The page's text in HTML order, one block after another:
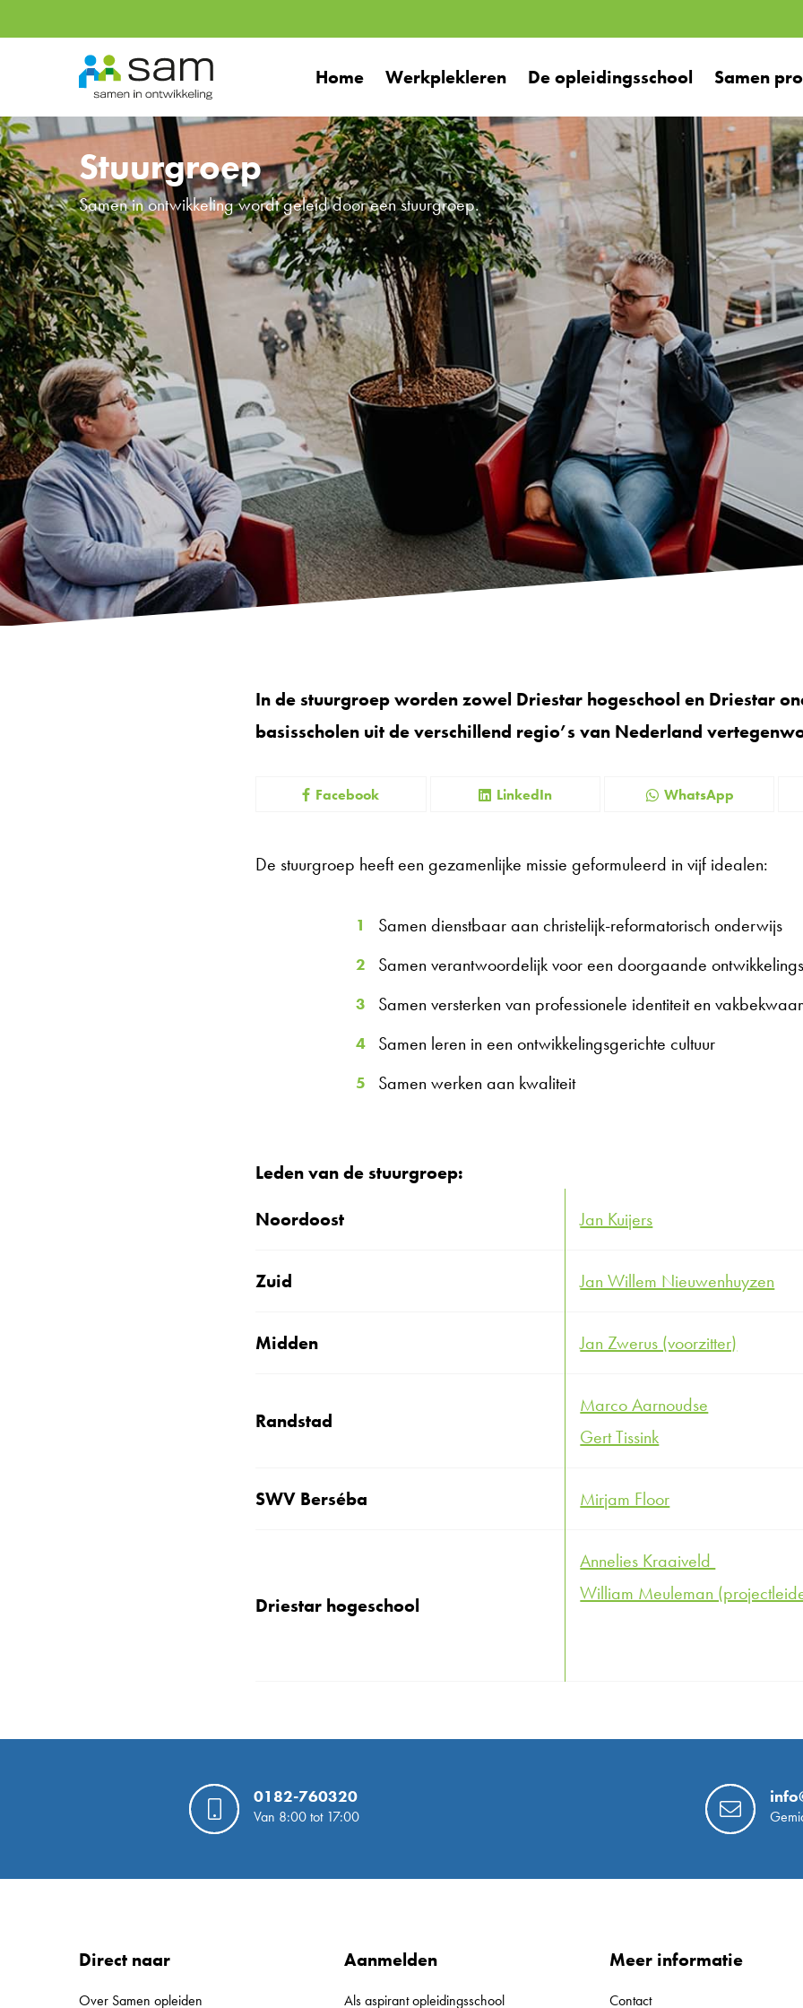
Home Werkplekleren De opleidingsschool Samen
Stuurgroep
Samen in ontwikkeling wordt geleid door een stuurgroep.
In de stuurgroep worden zowel Driestar hogeschool en Driestar
basisscholen uit de verschillend regio’s van Nederland
Facebook LinkedIn WhatsApp
De stuurgroep heeft een gezamenlijke missie geformuleerd in vijf idealen:
Samen dienstbaar aan christelijk-reformatorisch onderwijs
Samen verantwoordelijk voor een doorgaande
Samen versterken van professionele identiteit en
Samen leren in een ontwikkelingsgerichte cultuur
Samen werken aan kwaliteit
Leden van de stuurgroep:
Noordoost
Jan Kuijers
Zuid Jan Willem Nieuwenhuyzen
Midden Jan Zwerus (voorzitter)
Randstad
Marco Aarnoudse
Gert Tissink
SWV Berséba Mirjam Floor
Driestar hogeschool
Annelies Kraaiveld
William Meuleman
0182-760320
Van 8:00 tot 17:00
Direct naar
Over Samen opleiden
Aanmelden
Als aspirant opleidingsschool
Meer informatie
Contact